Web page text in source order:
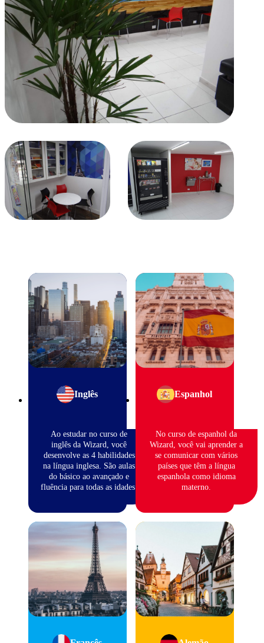
Inglês
Ao estudar no curso de
inglês da Wizard, você
desenvolve as 4 habilidades
na língua inglesa. São aulas
do básico ao avançado e
fluência para todas as idades.
Espanhol
No curso de espanhol da
Wizard, você vai aprender a
se comunicar com vários
países que têm a língua
espanhola como idioma
materno.